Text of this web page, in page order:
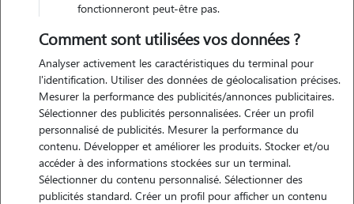
Axelle
COUZOU 46500
fonctionneront peut-être pas.
Comment sont utilisées vos données ?
Analyser activement les caractéristiques du terminal pour
l'identification. Utiliser des données de géolocalisation précises.
Mesurer la performance des publicités/annonces publicitaires.
Sélectionner des publicités personnalisées. Créer un profil
personnalisé de publicités. Mesurer la performance du
contenu. Développer et améliorer les produits. Stocker et/ou
accéder à des informations stockées sur un terminal.
Sélectionner du contenu personnalisé. Sélectionner des
publicités standard. Créer un profil pour afficher un contenu